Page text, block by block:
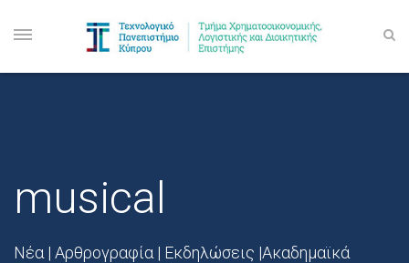
musical
Νέα | Αρθρογραφία | Εκδηλώσεις |Ακαδημαϊκά